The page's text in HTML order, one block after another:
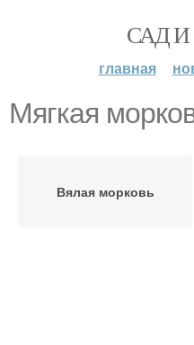
САД
главная
Мягкая
Вялая морковь